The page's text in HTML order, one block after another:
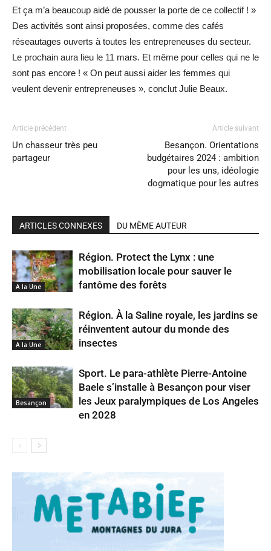
Et ça m’a beaucoup aidé de pousser la porte de ce collectif ! »
Des activités sont ainsi proposées, comme des cafés
réseautages ouverts à toutes les entrepreneuses du secteur.
Le prochain aura lieu le 11 mars. Et même pour celles qui ne le
sont pas encore ! « On peut aussi aider les femmes qui
veulent devenir entrepreneuses », conclut Julie Beaux.
Article précédent
Un chasseur très peu
partageur
Article suivant
Besançon. Orientations
budgétaires 2024 : ambition
pour les uns, idéologie
dogmatique pour les autres
ARTICLES CONNEXES DU MÊME AUTEUR
A la Une
Région. Protect the Lynx : une
mobilisation locale pour sauver le
fantôme des forêts
A la Une
Région. À la Saline royale, les jardins se
réinventent autour du monde des
insectes
Besançon
Sport. Le para-athlète Pierre-Antoine
Baele s’installe à Besançon pour viser
les Jeux paralympiques de Los Angeles
en 2028